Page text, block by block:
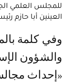
للمجلس العلمي
العينين أبا حازم
وفي كلمة بالمناسبة، قال وزير الأوقاف
والشؤون
«إحداث